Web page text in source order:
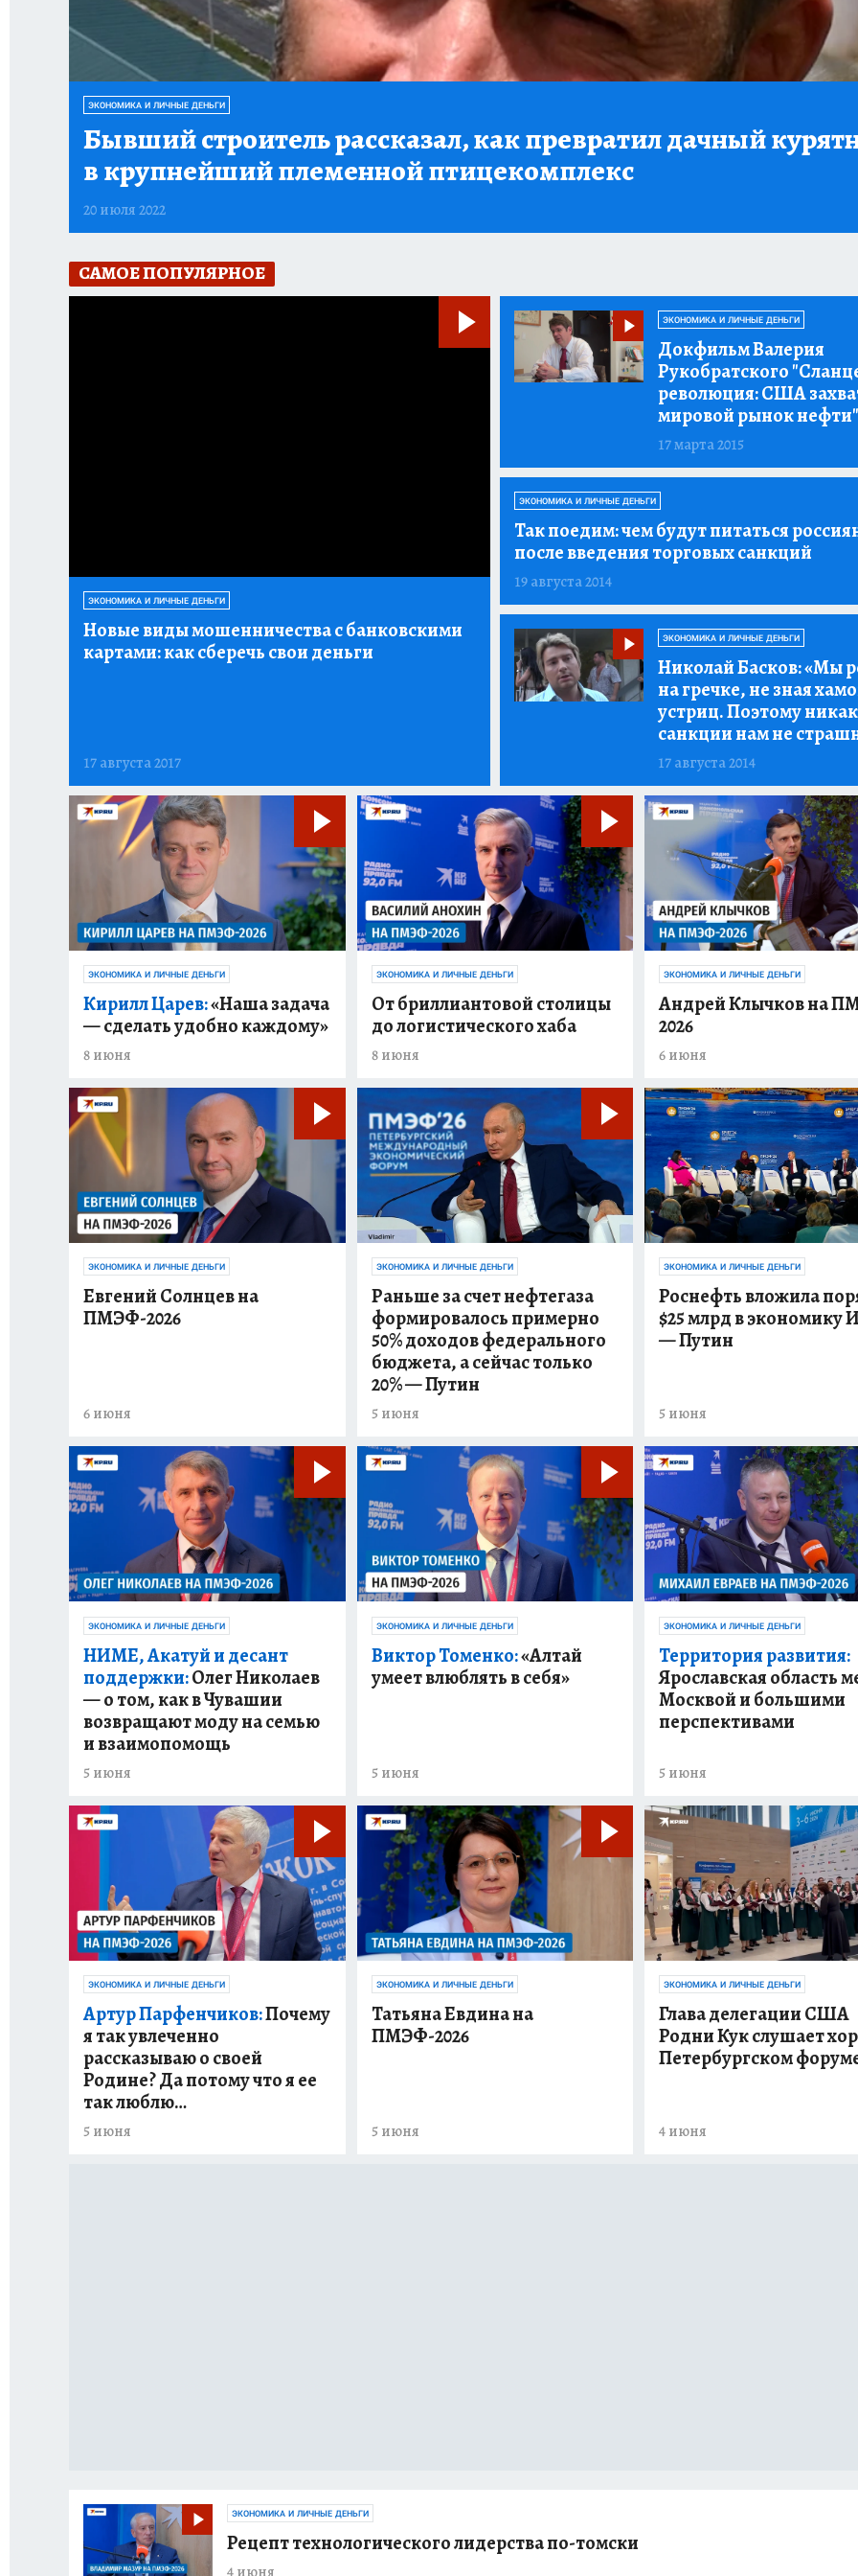
ЭКОНОМИКА И ЛИЧНЫЕ ДЕНЬГИ
Бывший строитель рассказал, как превратил дачный
в крупнейший племенной птицекомплекс
20 июля 2022
САМОЕ ПОПУЛЯРНОЕ
ЭКОНОМИКА И ЛИЧНЫЕ ДЕНЬГИ
Новые виды мошенничества с банковскими
картами:как сберечь свои деньги
17 августа 2017
ЭКОНОМИКА И ЛИЧНЫЕ ДЕНЬГИ
Докфильм Валерия
Рукобратского
революция:США
мировой рынок нефти"
17 марта 2015
ЭКОНОМИКА И ЛИЧНЫЕ ДЕНЬГИ
Так поедим:чем будут питаться
после введения торговых санкций
19 августа 2014
ЭКОНОМИКА И ЛИЧНЫЕ ДЕНЬГИ
Николай Басков:«Мы
на гречке, не зная
устриц. Поэтому
санкции нам не
17 августа 2014
ЭКОНОМИКА И ЛИЧНЫЕ ДЕНЬГИ
Кирилл Царев:«Наша задача
— сделать удобно каждому»
8 июня
ЭКОНОМИКА И ЛИЧНЫЕ ДЕНЬГИ
От бриллиантовой столицы
до логистического хаба
8 июня
ЭКОНОМИКА И ЛИЧНЫЕ ДЕНЬГИ
Андрей Клычков на
2026
6 июня
ЭКОНОМИКА И ЛИЧНЫЕ ДЕНЬГИ
Евгений Солнцев на
ПМЭФ-2026
6 июня
ЭКОНОМИКА И ЛИЧНЫЕ ДЕНЬГИ
Раньше за счет нефтегаза
формировалось примерно
50% доходов федерального
бюджета, а сейчас только
20% — Путин
5 июня
ЭКОНОМИКА И ЛИЧНЫЕ ДЕНЬГИ
Роснефть вложила
$25 млрд в экономику
— Путин
5 июня
ЭКОНОМИКА И ЛИЧНЫЕ ДЕНЬГИ
НИМЕ, Акатуй и десант
поддержки:Олег Николаев
— о том, как в Чувашии
возвращают моду на семью
и взаимопомощь
5 июня
ЭКОНОМИКА И ЛИЧНЫЕ ДЕНЬГИ
Виктор Томенко:«Алтай
умеет влюблять в себя»
5 июня
ЭКОНОМИКА И ЛИЧНЫЕ ДЕНЬГИ
Территория развития:
Ярославская область
Москвой и большими
перспективами
5 июня
ЭКОНОМИКА И ЛИЧНЫЕ ДЕНЬГИ
Артур Парфенчиков:Почему
я так увлеченно
рассказываю о своей
Родине? Да потому что я ее
так люблю…
5 июня
ЭКОНОМИКА И ЛИЧНЫЕ ДЕНЬГИ
Татьяна Евдина на
ПМЭФ-2026
5 июня
ЭКОНОМИКА И ЛИЧНЫЕ ДЕНЬГИ
Глава делегации США
Родни Кук слушает
Петербургском
4 июня
ЭКОНОМИКА И ЛИЧНЫЕ ДЕНЬГИ
Рецепт технологического лидерства по-томски